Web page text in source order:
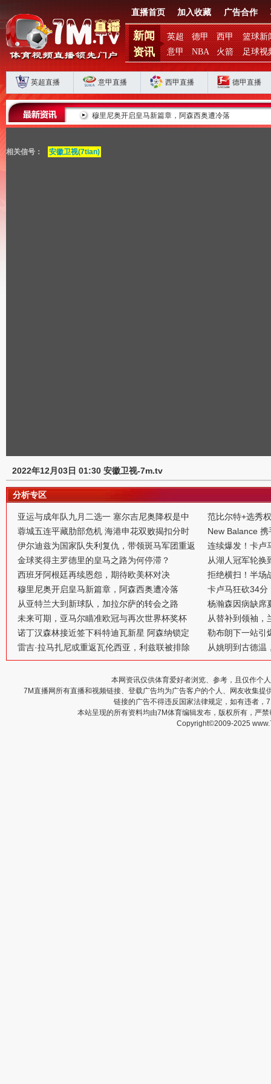
直播首页 加入收藏 广告合作
新闻
资讯
英超 德甲 西甲
篮球新
意甲
NBA 火箭 足球视
英超直播 意甲直播 西甲直播 德甲直播
决 穆里尼奥开启皇马新篇章，阿森西奥遭冷落
相关信号： 安徽卫视(7tian)
2022年12月03日 01:30 安徽卫视-7m.tv
分析专区
亚运与成年队九月二选一 塞尔吉尼奥降权是中
蓉城五连平藏肋部危机 海港申花双败揭扣分时
伊尔迪兹为国家队失利复仇，带领斑马军团重返
金球奖得主罗德里的皇马之路为何停滞？
西班牙阿根廷再续恩怨，期待欧美杯对决
穆里尼奥开启皇马新篇章，阿森西奥遭冷落
从亚特兰大到新球队，加拉尔萨的转会之路
未来可期，亚马尔瞄准欧冠与再次世界杯奖杯
诺丁汉森林接近签下科特迪瓦新星 阿森纳锁定
雷吉·拉马扎尼或重返瓦伦西亚，利兹联被排除
范比尔特+选秀
New Balance
连续爆发！卡卢
从湖人冠军轮换
拒绝横扫！半场
卡卢马狂砍34分
杨瀚森因病缺席
从替补到领袖，
勒布朗下一站引
从姚明到古德温
本网资讯仅供体育爱好者浏览、参考，且仅作个
7M直播网所有直播和视频链接、登载广告均为广告客户的个人、网友收集
链接的广告不得违反国家法律规定，如有违者
本站呈现的所有资料均由7M体育编辑发布，版权所有，严
Copyright©2009-2025